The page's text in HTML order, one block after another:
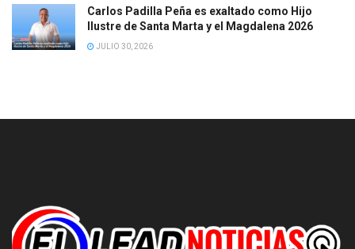
Carlos Padilla Peña es exaltado como Hijo
Ilustre de Santa Marta y el Magdalena 2026
JULIO 30, 2026